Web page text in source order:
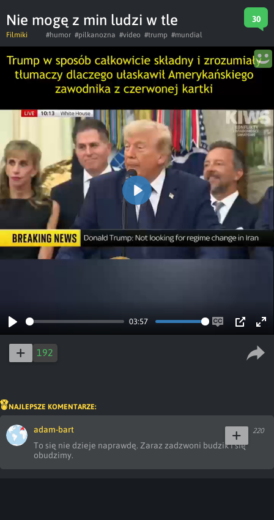
Nie mogę z min ludzi w tle 30
Filmiki #humor #pilkanozna #video #trump #mundial
Play
03:57
EnablePIP
Play
192
NAJLEPSZE KOMENTARZE:
adam-bart
To się nie dzieje naprawdę. Zaraz zadzwoni budzik i się
obudzimy.
220